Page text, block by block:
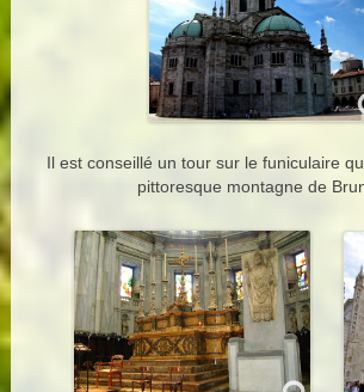
Il est conseillé un tour sur le funiculaire
pittoresque montagne de